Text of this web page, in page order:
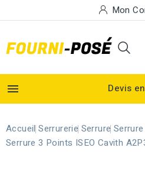
Mon
 Devis
Accueil Serrurerie Serrure
Serrure 3 Points ISEO Cavith